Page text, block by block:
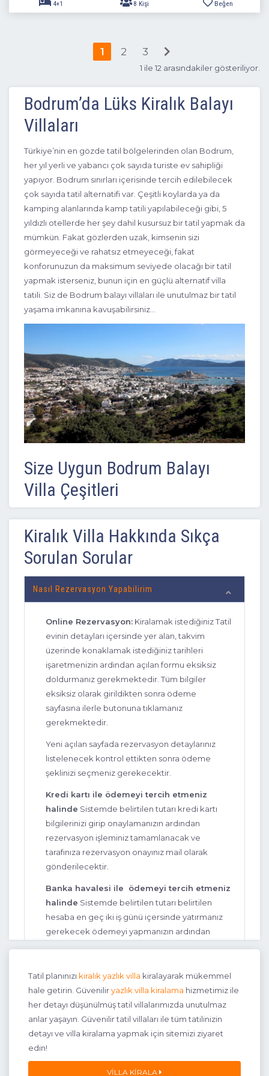
4+1 8 Kişi
4+1 8 Kişi Beğen
1 2 3
1 ile 12 arasındakiler gösteriliyor.
Bodrum’da Lüks Kiralık Balayı
Villaları
Türkiye’nin en gözde tatil bölgelerinden olan Bodrum,
her yıl yerli ve yabancı çok sayıda turiste ev sahipliği
yapıyor. Bodrum sınırları içerisinde tercih edilebilecek
çok sayıda tatil alternatifi var. Çeşitli koylarda ya da
kamping alanlarında kamp tatili yapılabileceği gibi, 5
yıldızlı otellerde her şey dahil kusursuz bir tatil yapmak da
mümkün. Fakat gözlerden uzak, kimsenin sizi
görmeyeceği ve rahatsız etmeyeceği, fakat
konforunuzun da maksimum seviyede olacağı bir tatil
yapmak isterseniz, bunun için en güçlü alternatif villa
tatili. Siz de Bodrum balayı villaları ile unutulmaz bir tatil
yaşama imkanına kavuşabilirsiniz…
Size Uygun Bodrum Balayı
Villa Çeşitleri
yapmak için yalnızca tercihlerinizi ve beklentilerinizi
belirlemeniz yeterli. Çünkü tüm beklentilere karşılık
verebilecek bir villa bulmak mümkün. İsterseniz denize
çeşitli villa seçeneklerini inceleyerek havuzlu ve hatta
jakuzili villa seçeneklerinden birini tercih edebilirsiniz.
Bitez
Bodrum’un en gözde tatil bölgelerinden biri olan Bitez,
alternatifleri arasında seçim yapabileceğiniz eğlence
Fakat Bodrum balayı villa seçenekleri ile kalabalıktan
uzak bir tatil yapmak da mümkün. Siz debalayı
villalarımızile Bitez’in içinde fakat kalabalığın dışında bir
tatil yapabilirsiniz.
Gümüşlük
Tilkicik ve Güdür gibi iki önemli plajı ve hareketli yaşantısı
ile Gümüşlük tatilini Bodrum’da yapmak isteyenlerin
uğrak noktalarından biri durumunda. Gümüşlük’te
isterseniz merkezde isterseniz merkeze uzak bir villa
tatili yapmak mümkün. Siz de Gümüşlük Bodrum balayı
Kadıkalesi
Bodrum’da diğer ilçeler ile karşılaştırıldığında daha az
tercih edilen bir bölge olan Kadıkalesi, konum olarak
Gümüşlük ile Turgutreis arasında kalıyor. Kadıkalesi’nin
eşsiz manzarasına hakim bir noktada konumlanan villalar
ile bir balayı tatili ya da muhafazakar tatil yapmak
Kiralık Villa Hakkında Sıkça
Sorulan Sorular
Nasıl Rezervasyon Yapabilirim
Online Rezervasyon: Kiralamak istediğiniz Tatil
evinin detayları içersinde yer alan, takvim
üzerinde konaklamak istediğiniz tarihleri
işaretmenizin ardından açılan formu eksiksiz
doldurmanız gerekmektedir. Tüm bilgiler
eksiksiz olarak girildikten sonra ödeme
sayfasına ilerle butonuna tıklamanız
gerekmektedir.
Yeni açılan sayfada rezervasyon detaylarınız
listelenecek kontrol ettikten sonra ödeme
şeklinizi seçmeniz gerekecektir.
Kredi kartı ile ödemeyi tercih etmeniz
halinde Sistemde belirtilen tutarı kredi kartı
bilgilerinizi girip onaylamanızın ardından
rezervasyon işleminiz tamamlanacak ve
tarafınıza rezervasyon onayınız mail olarak
gönderilecektir.
Banka havalesi ile ödemeyi tercih etmeniz
halinde Sistemde belirtilen tutarı belirtilen
hesaba en geç iki iş günü içersinde yatırmanız
gerekecek ödemeyi yapmanızın ardından
gönderilecektir.
Rezervasyon işleminin gerçekleşmesi itibariyle
rezervasyon yaptığınız villanın takviminde
rezervasyonunuzun bloke edildiği görecek ve
dilediğiniz zaman ana sayfada yer alan
Rezervasyon Kontrol bölümünden rezervasyon
detaylarınızı görebileceksiniz, artık yapmanız
Tatil planınızı kiralık yazlık villa kiralayarak mükemmel
hale getirin. Güveniliryazlık villa kiralama hizmetimiz ile
her detayı düşünülmüş tatil villalarımızda unutulmaz
anlar yaşayın. Güvenilir tatil villaları ile tüm tatilinizin
detayı ve villa kiralama yapmak için sitemizi ziyaret
edin!
VILLA KIRALA